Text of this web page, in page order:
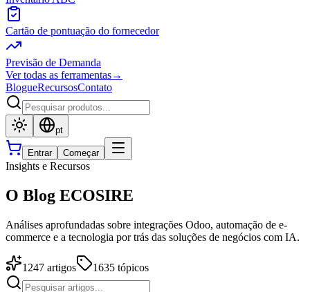
Cartão de pontuação do fornecedor
Previsão de Demanda
Ver todas as ferramentas→
BlogueRecursosContato
pt
Entrar Começar
Insights e Recursos
O Blog ECOSIRE
Análises aprofundadas sobre integrações Odoo, automação de e-
commerce e a tecnologia por trás das soluções de negócios com IA.
1247 artigos 1635 tópicos